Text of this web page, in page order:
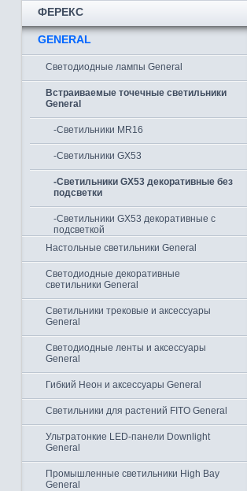
ФЕРЕКС
GENERAL
Светодиодные лампы General
Встраиваемые точечные светильники
General
-Светильники MR16
-Светильники GX53
-Светильники GX53 декоративные без
подсветки
-Светильники GX53 декоративные с
подсветкой
Настольные светильники General
Светодиодные декоративные
светильники General
Светильники трековые и аксессуары
General
Светодиодные ленты и аксессуары
General
Гибкий Неон и аксессуары General
Светильники для растений FITO General
Ультратонкие LED-панели Downlight
General
Промышленные светильники High Bay
General